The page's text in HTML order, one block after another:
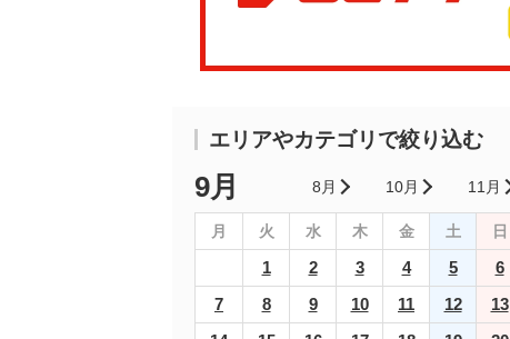
エリアやカテゴリで絞り込む
9月 8月 10月 11月
月 火 水 木 金 土 日
1 2 3 4 5
6
7
8 9 10 11 12
13